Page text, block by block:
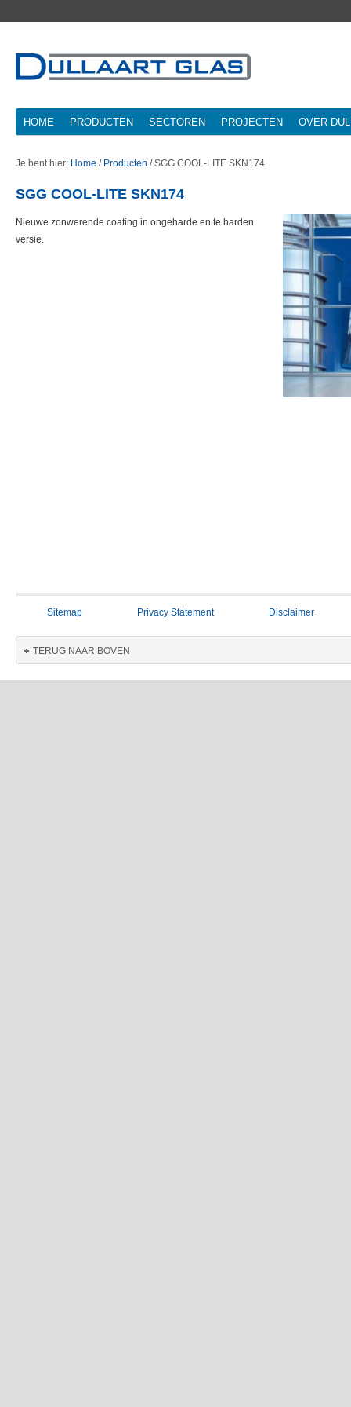
HOME PRODUCTEN SECTOREN PROJECTEN OVER
Je bent hier: Home / Producten /SGG COOL-LITE SKN174
SGG COOL-LITE SKN174
Nieuwe zonwerende coating in ongeharde en te harden
versie.
Sitemap Privacy Statement Disclaimer
TERUG NAAR BOVEN